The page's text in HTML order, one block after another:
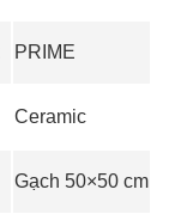
PRIME
Ceramic
Gạch 50×50 cm